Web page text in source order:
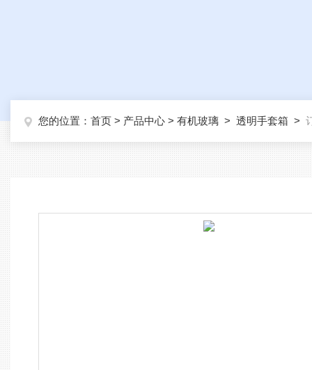
您的位置： 首页 > 产品中心 > 有机玻璃 > 透明手套箱 >